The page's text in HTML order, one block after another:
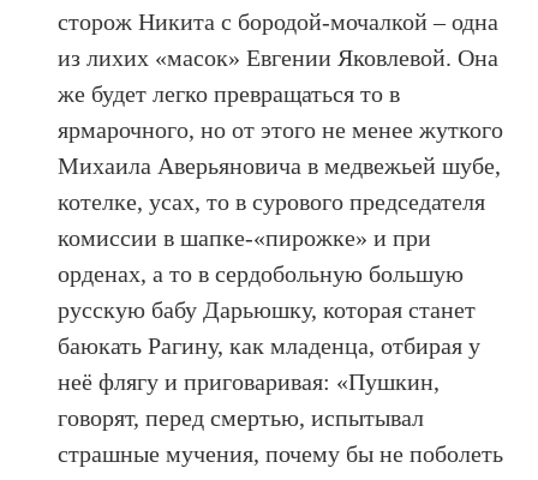
сторож Никита с бородой-мочалкой – одна
из лихих «масок» Евгении Яковлевой. Она
же будет легко превращаться то в
ярмарочного, но от этого не менее жуткого
Михаила Аверьяновича в медвежьей шубе,
котелке, усах, то в сурового председателя
комиссии в шапке-«пирожке» и при
орденах, а то в сердобольную большую
русскую бабу Дарьюшку, которая станет
баюкать Рагину, как младенца, отбирая у
неё флягу и приговаривая: «Пушкин,
говорят, перед смертью, испытывал
страшные мучения, почему бы не поболеть